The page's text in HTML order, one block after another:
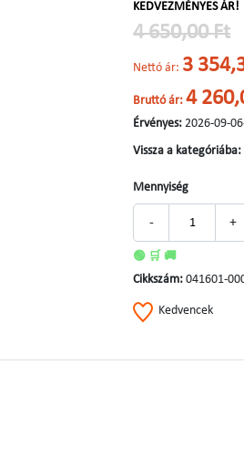
KEDVEZMÉNYES ÁR!
4 650,00 Ft
Nettó ár: 3
Bruttó ár: 4
Érvényes: 2026-09-
Vissza a kategóriába:
Mennyiség
- +
🟢 🛒 🚚
Cikkszám: 041601-
Kedvencek